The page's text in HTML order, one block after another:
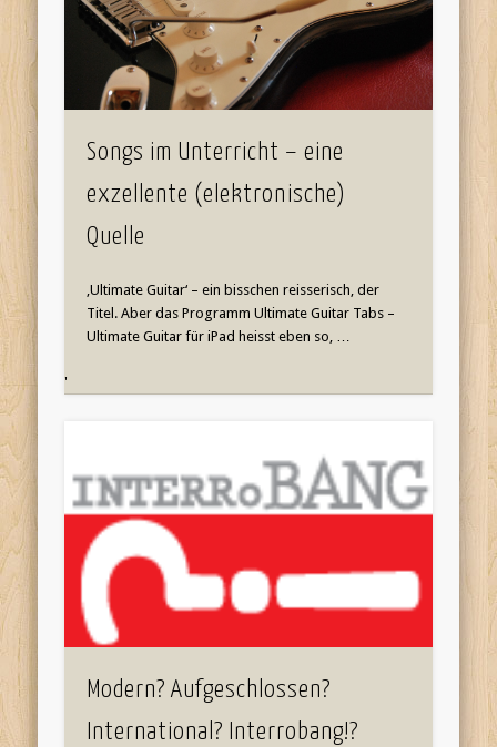
Songs im Unterricht – eine
exzellente (elektronische)
Quelle
‚Ultimate Guitar‘ – ein bisschen reisserisch, der
Titel. Aber das Programm Ultimate Guitar Tabs –
Ultimate Guitar für iPad heisst eben so, …
'
Modern? Aufgeschlossen?
International? Interrobang!?